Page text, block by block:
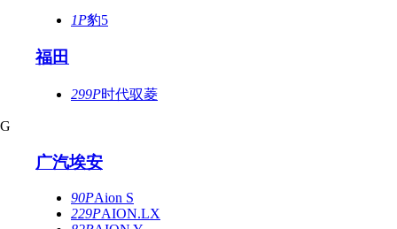
1P豹5
福田
299P时代驭菱
G
广汽埃安
90PAion S
229PAION.LX